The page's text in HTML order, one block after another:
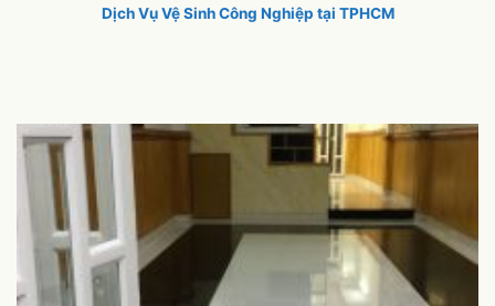
Dịch Vụ Vệ Sinh Công Nghiệp tại TPHCM